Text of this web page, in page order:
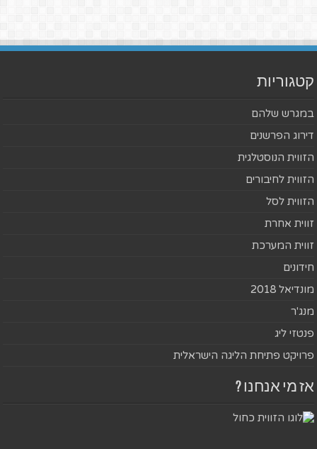
קטגוריות
במגרש שלהם
דירוג הפרשנים
הזווית הנוסטלגית
הזווית לחיבורים
הזווית לסל
זווית אחרת
זווית המערכת
חידונים
מונדיאל 2018
מנג'ר
פנטזי ליג
פרויקט פתיחת הליגה הישראלית
אז מי אנחנו ?